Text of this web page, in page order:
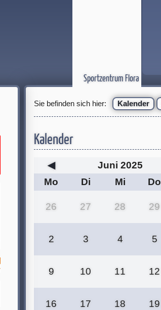
Sportzentrum Flora
Sie befinden sich hier: Kalender
Kalender
◀ Juni 2025
Mo
Di Mi Do
26 27 28 29
2 3 4 5
9 10 11 12
16 17 18 19